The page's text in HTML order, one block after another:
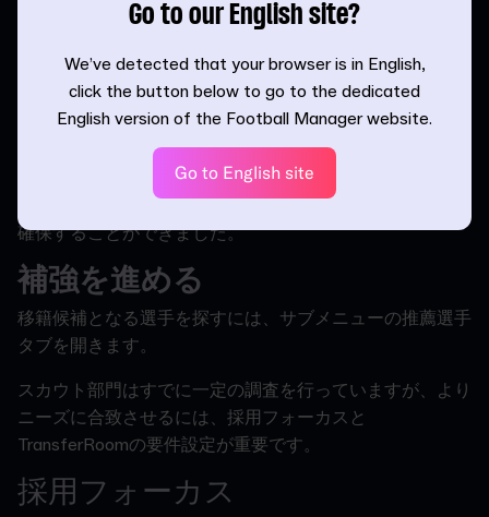
移籍予算を調整したい場合、最初にできるのは次の2点で
そしてもうひとつは、既存の移籍条項を売却することで
す。長期的に見れば最善策とは限りませんが、即効性のあ
る手段として有効です。採用概要の下部には、現在保有し
ている条項の一覧が表示されます。
今回の例でいくつかの調整を行った結果、£76mの予算を
確保することができました。
補強を進める
移籍候補となる選手を探すには、サブメニューの推薦選手
タブを開きます。
スカウト部門はすでに一定の調査を行っていますが、より
ニーズに合致させるには、採用フォーカスと
TransferRoomの要件設定が重要です。
採用フォーカス
Go to our English site?
We’ve detected that your browser is in English,
click the button below to go to the dedicated
English version of the Football Manager website.
Go to English site